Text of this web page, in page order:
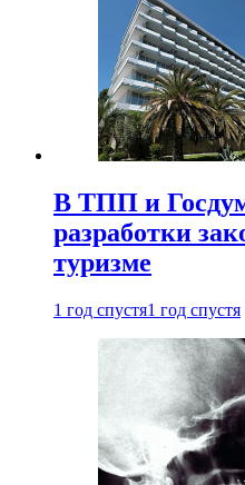
В ТПП и
разработки
туризме
1 год спустя1 год спустя